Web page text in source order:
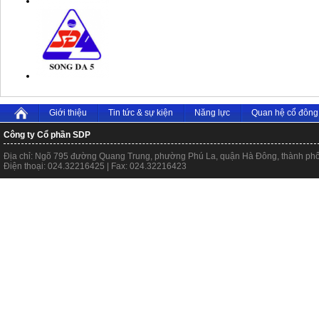
Giới thiệu Tin tức & sự kiện Năng lực Quan hệ cổ đông
Công ty Cổ phần SDP
Địa chỉ: Ngõ 795 đường Quang Trung, phường Phú La, quận Hà Đông, thành
Điện thoại: 024.32216425 | Fax: 024.32216423